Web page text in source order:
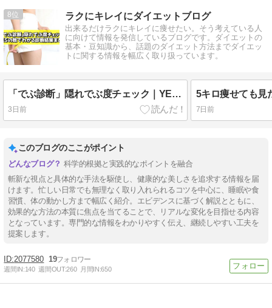
8 ラクにキレイにダイエットブログ
出来るだけラクにキレイに痩せたい。そう考えている人
に向けて情報を発信しているブログです。ダイエットの
基本・豆知識から、話題のダイエット方法までダイエッ
トに関する情報を幅広く取り扱っています。
「でぶ診断」隠れでぶ度チェック｜YESの数でわかる診断結果まとめ
3日前 7日前
このブログのここがポイント
科学的根拠と実践的なポイントを融合
斬新な視点と具体的な手法を駆使し、健康的な美しさを追求する情報を届
けます。忙しい日常でも無理なく取り入れられるコツを中心に、睡眠や食
習慣、体の動かし方まで幅広く紹介。エビデンスに基づく解説とともに、
効果的な方法の本質に焦点を当てることで、リアルな変化を目指せる内容
となっています。専門的な情報をわかりやすく伝え、継続しやすい工夫を
提案します。
2077580 19
週間IN:140 週間OUT:260 月間IN:650